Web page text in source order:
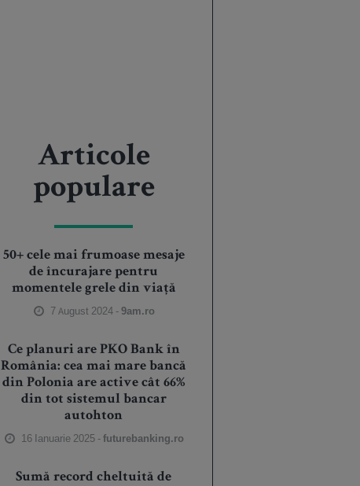
Articole
populare
50+ cele mai frumoase mesaje
de încurajare pentru
momentele grele din viață
7 August 2024 -9am.ro
Ce planuri are PKO Bank în
România: cea mai mare bancă
din Polonia are active cât 66%
din tot sistemul bancar
autohton
16 Ianuarie 2025 -futurebanking.ro
Sumă record cheltuită de